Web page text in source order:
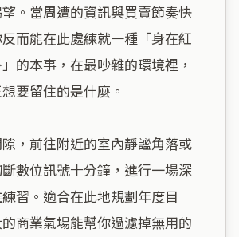
望。當周遭的資訊與買賣節奏快
而能在此處練就一種「身在紅
的本事，在最吵雜的環境裡，
要留住的是什麼。
，前往附近的室內靜謐角落或
數位訊號十分鐘，進行一場深
習。適合在此地規劃年度目
商業氣場能幫你過濾掉無用的